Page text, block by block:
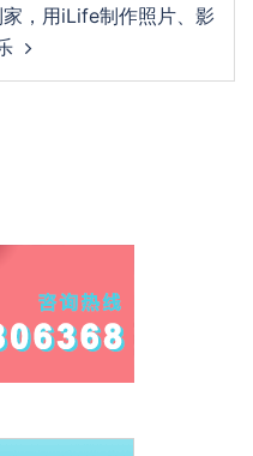
，用iLife制作照片、影